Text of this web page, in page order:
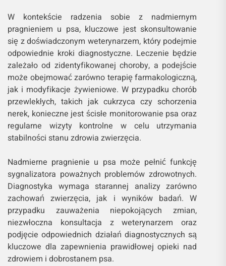
W kontekście radzenia sobie z nadmiernym
pragnieniem u psa, kluczowe jest skonsultowanie
się z doświadczonym weterynarzem, który podejmie
odpowiednie kroki diagnostyczne. Leczenie będzie
zależało od zidentyfikowanej choroby, a podejście
może obejmować zarówno terapię farmakologiczną,
jak i modyfikacje żywieniowe. W przypadku chorób
przewlekłych, takich jak cukrzyca czy schorzenia
nerek, konieczne jest ścisłe monitorowanie psa oraz
regularne wizyty kontrolne w celu utrzymania
stabilności stanu zdrowia zwierzęcia.
Nadmierne pragnienie u psa może pełnić funkcję
sygnalizatora poważnych problemów zdrowotnych.
Diagnostyka wymaga starannej analizy zarówno
zachowań zwierzęcia, jak i wyników badań. W
przypadku zauważenia niepokojących zmian,
niezwłoczna konsultacja z weterynarzem oraz
podjęcie odpowiednich działań diagnostycznych są
kluczowe dla zapewnienia prawidłowej opieki nad
zdrowiem i dobrostanem psa.